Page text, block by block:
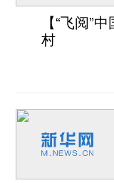
【“飞阅”
村